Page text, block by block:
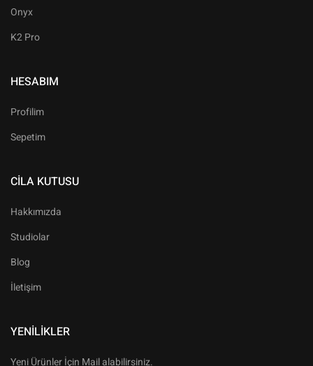
Onyx
K2 Pro
HESABIM
Profilim
Sepetim
CILA KUTUSU
Hakkımızda
Studiolar
Blog
İletişim
YENILIKLER
Yeni Ürünler İçin Mail alabilirsiniz.